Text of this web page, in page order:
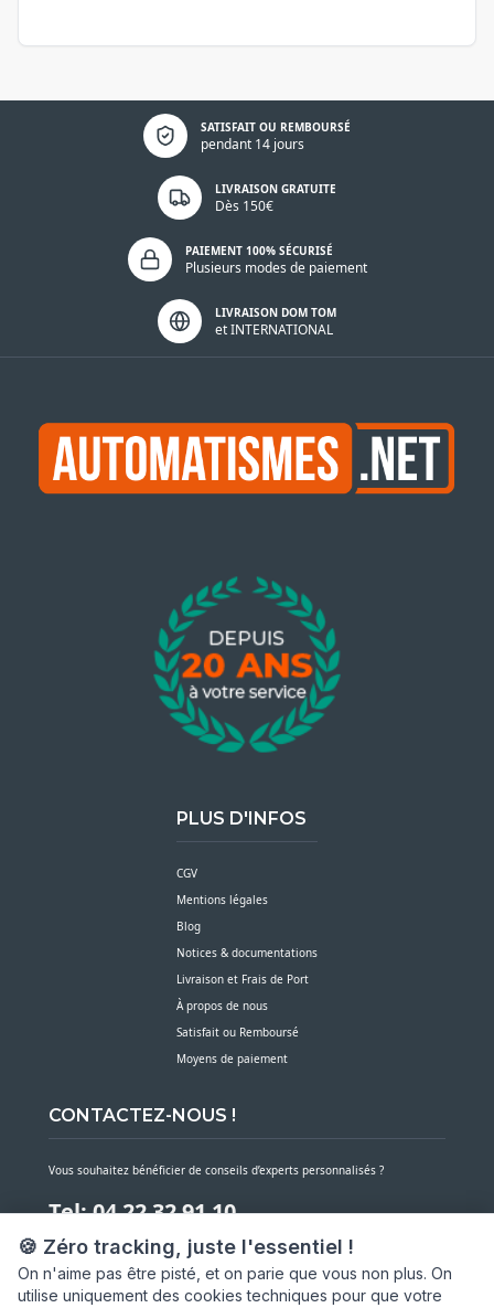
🍪 Zéro tracking, juste l'essentiel !
On n'aime pas être pisté, et on parie que vous non plus. On
utilise uniquement des cookies techniques pour que votre
SATISFAIT OU REMBOURSÉ
pendant 14 jours
Politique de confidentialité
LIVRAISON GRATUITE
Dès 150€
PAIEMENT 100% SÉCURISÉ
Plusieurs modes de paiement
LIVRAISON DOM TOM
et INTERNATIONAL
PLUS D'INFOS
CGV
Mentions légales
Blog
Notices & documentations
Livraison et Frais de Port
À propos de nous
Satisfait ou Remboursé
Moyens de paiement
CONTACTEZ-NOUS !
Vous souhaitez bénéficier de conseils d’experts personnalisés ?
Tel: 04 22 32 91 10
Notre service client est à votre écoute du lundi au vendredi de 7h30 à 16h
NOUS CONTACTER PAR MESSAGE